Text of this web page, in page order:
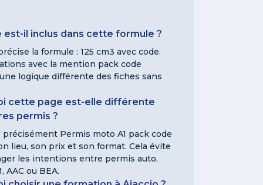
est-il inclus dans cette formule ?
la formule : 125 cm3 avec code.
avec la mention pack code
logique différente des fiches sans
cette page est-elle différente
permis ?
précisément Permis moto A1 pack code
lieu, son prix et son format. Cela évite
les intentions entre permis auto,
AAC ou BEA.